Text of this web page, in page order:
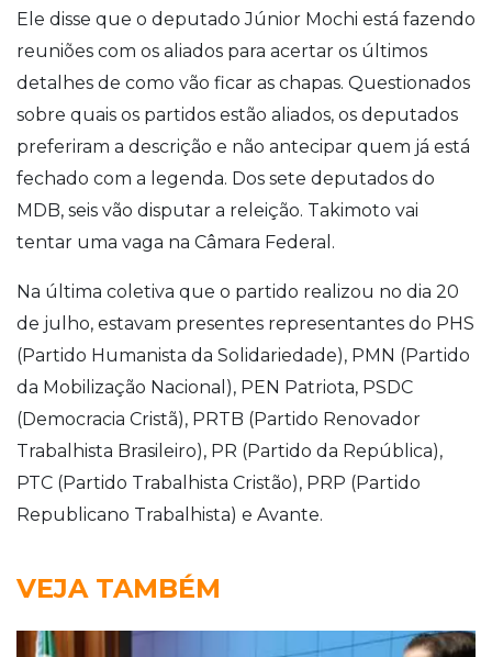
Ele disse que o deputado Júnior Mochi está fazendo
reuniões com os aliados para acertar os últimos
detalhes de como vão ficar as chapas. Questionados
sobre quais os partidos estão aliados, os deputados
preferiram a descrição e não antecipar quem já está
fechado com a legenda. Dos sete deputados do
MDB, seis vão disputar a releição. Takimoto vai
tentar uma vaga na Câmara Federal.
Na última coletiva que o partido realizou no dia 20
de julho, estavam presentes representantes do PHS
(Partido Humanista da Solidariedade), PMN (Partido
da Mobilização Nacional), PEN Patriota, PSDC
(Democracia Cristã), PRTB (Partido Renovador
Trabalhista Brasileiro), PR (Partido da República),
PTC (Partido Trabalhista Cristão), PRP (Partido
Republicano Trabalhista) e Avante.
VEJA TAMBÉM